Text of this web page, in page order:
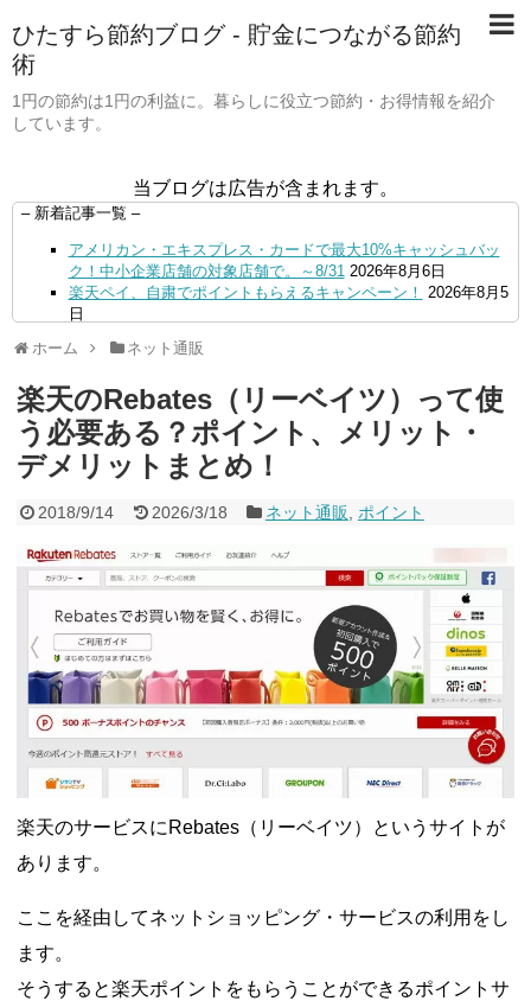
ひたすら節約ブログ - 貯金につながる節約
術
1円の節約は1円の利益に。暮らしに役立つ節約・お得情報を紹介
しています。
当ブログは広告が含まれます。
– 新着記事一覧 –
アメリカン・エキスプレス・カードで最大10%キャッシュバッ
ク！中小企業店舗の対象店舗で。～8/31 2026年8月6日
楽天ペイ、自粛でポイントもらえるキャンペーン！ 2026年8月5
日
元！
2026年8月5日
ードチャージすると5%還元に！ 2026年8月4日
PayPayで500ptもらえる！対象地銀の口座追加などの条件達成
で。9/30まで
2026年8月4日
三井住友カード、はま寿司、ココス、オリーブの丘などでVポイ
ント最大10％還元！さらにVカードクーポンも併用可
月4日
ャンペーン！8/31まで
2026年8月3日
ドコモの銀行で預金残高を10万円以上増加で最大10億dポイント
山分けキャンペーン！～10/31 2026年8月3日
デジタルギフト改悪でいろいろ手数料徴収へ！8/3～
2026年8月
1日
PayPayポイント→Vポイント交換でストア限定の制限を消す方
法 2026年8月1日
Vポイントpay利用で最大10%還元！8/31まで
2026年8月1日
V NEOBANK改悪！還元率1.25%に、チャージ系対象外へ！11
月から 2026年8月1日
ドットマネーが再開！8/12から。でも未完了のポイント有効期
限が8月末まで？
2026年7月31日
15%増量のチャンス。8/1~31あたりまで 2026年7月31日
チャージで抽選。8/31まで
ホーム ネット通販
楽天のRebates（リーベイツ）って使
う必要ある？ポイント、メリット・
デメリットまとめ！
2018/9/14 2026/3/18 ネット通販 ポイント
楽天のサービスにRebates（リーベイツ）というサイトが
あります。
ここを経由してネットショッピング・サービスの利用をし
ます。
そうすると楽天ポイントをもらうことができるポイントサ